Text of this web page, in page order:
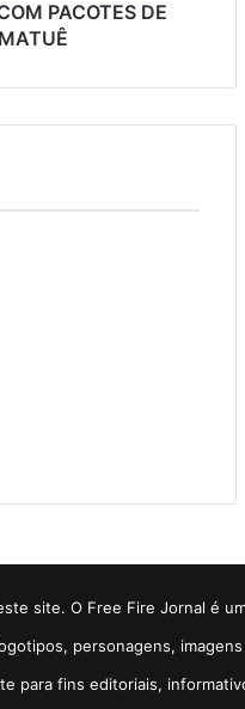
PACOTES DE
site. O Free Fire Jornal é
personagens,
para fins editoriais,